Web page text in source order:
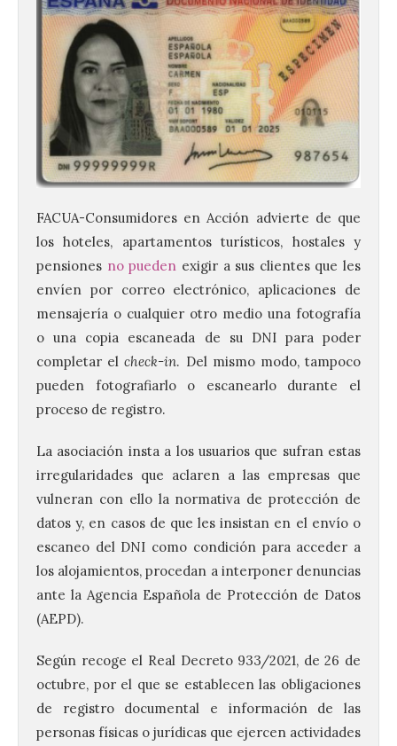
FACUA-Consumidores en Acción advierte de que
los hoteles, apartamentos turísticos, hostales y
pensiones no pueden exigir a sus clientes que les
envíen por correo electrónico, aplicaciones de
mensajería o cualquier otro medio una fotografía
o una copia escaneada de su DNI para poder
completar elcheck-in. Del mismo modo, tampoco
pueden fotografiarlo o escanearlo durante el
proceso de registro.
La asociación insta a los usuarios que sufran estas
irregularidades que aclaren a las empresas que
vulneran con ello la normativa de protección de
datos y, en casos de que les insistan en el envío o
escaneo del DNI como condición para acceder a
los alojamientos, procedan a interponer denuncias
ante la Agencia Española de Protección de Datos
(AEPD).
Según recoge el Real Decreto 933/2021, de 26 de
octubre, por el que se establecen las obligaciones
de registro documental e información de las
personas físicas o jurídicas que ejercen actividades